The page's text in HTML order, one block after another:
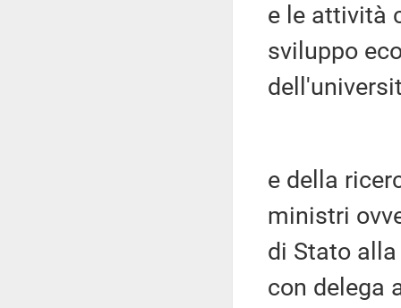
e le attività
sviluppo
e della
ministri
di Stato
con delega